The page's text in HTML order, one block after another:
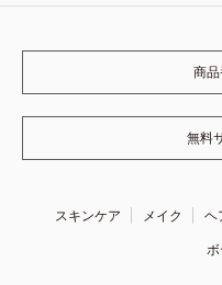
商
無料
スキンケア メイク ヘ